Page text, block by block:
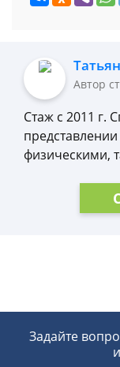
Автор
Стаж с 2011 г.
физическими,
Задайте